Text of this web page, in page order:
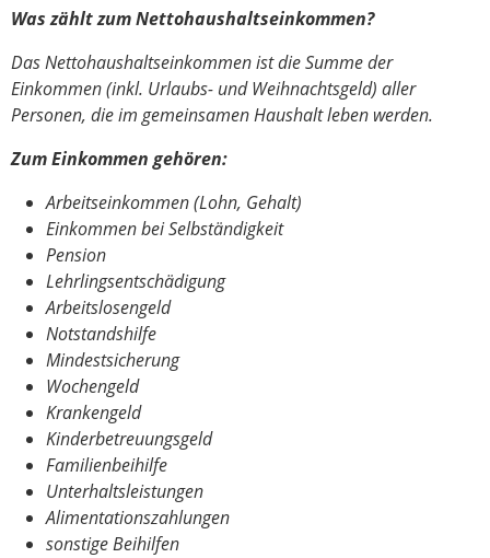
Was zählt zum Nettohaushaltseinkommen?
Das Nettohaushaltseinkommen ist die Summe der
Einkommen (inkl. Urlaubs- und Weihnachtsgeld) aller
Personen, die im gemeinsamen Haushalt leben werden.
Zum Einkommen gehören:
Arbeitseinkommen (Lohn, Gehalt)
Einkommen bei Selbständigkeit
Pension
Lehrlingsentschädigung
Arbeitslosengeld
Notstandshilfe
Mindestsicherung
Wochengeld
Krankengeld
Kinderbetreuungsgeld
Familienbeihilfe
Unterhaltsleistungen
Alimentationszahlungen
sonstige Beihilfen